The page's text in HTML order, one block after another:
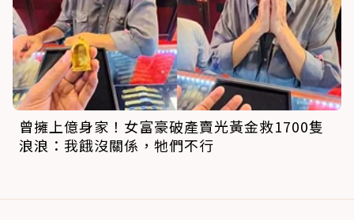
曾擁上億身家！女富豪破產賣光黃金救1700隻
浪浪：我餓沒關係，牠們不行